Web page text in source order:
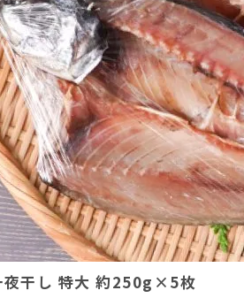
夜干し 特大 約250g×5枚